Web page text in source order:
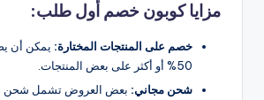
مزايا كوبون خصم أول طلب:
خصم على المنتجات المختارة: يمكن أن
50% أو أكثر على بعض المنتجات.
شحن مجاني: بعض العروض تشمل شحن